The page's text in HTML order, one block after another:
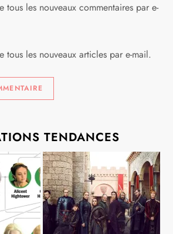
tous les nouveaux commentaires par e-
tous les nouveaux articles par e-mail.
TENDANCES